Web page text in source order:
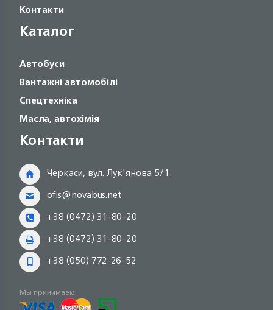
Контакти
Каталог
Автобуси
Вантажні автомобілі
Спецтехніка
Масла, автохімія
Контакти
Черкаси, вул. Лук'янова 5/1
ofis@novabus.net
+38 (0472) 31-80-20
+38 (0472) 31-80-20
+38 (050) 772-26-52
Мы принимаем